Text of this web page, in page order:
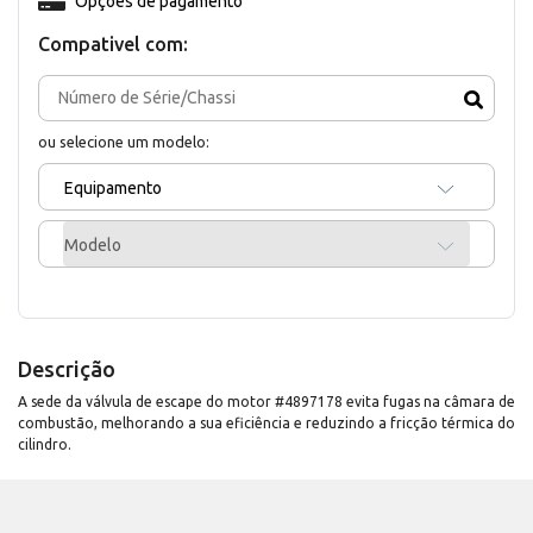
Compativel com:
ou selecione um modelo:
Equipamento
Modelo
Descrição
A sede da válvula de escape do motor #4897178 evita fugas na câmara de
combustão, melhorando a sua eficiência e reduzindo a fricção térmica do
cilindro.